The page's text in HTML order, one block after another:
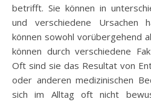
betrifft. Sie können in
und verschiedene Ursachen
können sowohl vorübergehend
können durch verschiedene
Oft sind sie das Resultat von
oder anderen medizinischen
sich im Alltag oft nicht